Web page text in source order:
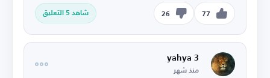
77
26 شاهد 5 التعليق
yahya 3
منذ شهر